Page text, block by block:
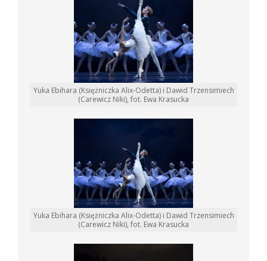
Yuka Ebihara (Księżniczka Alix-Odetta) i Dawid Trzensimiech
(Carewicz Niki), fot. Ewa Krasucka
Yuka Ebihara (Księżniczka Alix-Odetta) i Dawid Trzensimiech
(Carewicz Niki), fot. Ewa Krasucka